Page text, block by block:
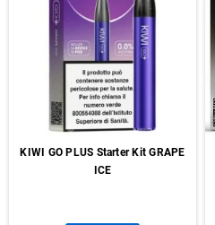
KIWI GO PLUS Starter Kit GRAPE
ICE